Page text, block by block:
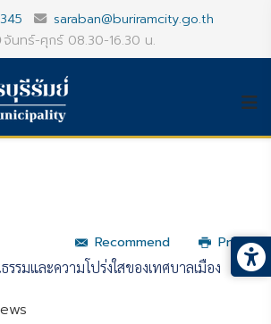
saraban@buriramcity.go.th
จันทร์-ศุกร์ 08.30-16.30 น.
Recommend
Print
รรมและความโปร่งใสของเทศบาลเมือง